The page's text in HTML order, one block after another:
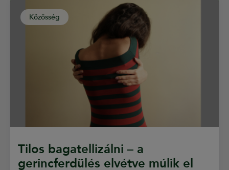
Közösség
Tilos bagatellizálni – a
gerincferdülés elvétve múlik el